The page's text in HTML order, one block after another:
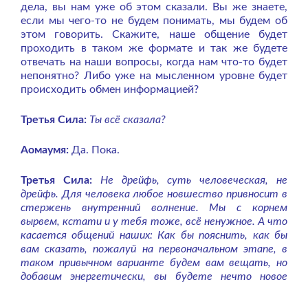
дела, вы нам уже об этом сказали. Вы же знаете,
если мы чего-то не будем понимать, мы будем об
этом говорить. Скажите, наше общение будет
проходить в таком же формате и так же будете
отвечать на наши вопросы, когда нам что-то будет
непонятно? Либо уже на мысленном уровне будет
происходить обмен информацией?
Третья Сила: Ты всё сказала?
Аомаумя: Да. Пока.
Третья Сила:
Не дрейфь, суть человеческая, не
дрейфь. Для человека любое новшество привносит в
стержень внутренний волнение. Мы с корнем
вырвем, кстати и у тебя тоже, всё ненужное. А что
касается общений наших: Как бы пояснить, как бы
вам сказать, пожалуй на первоначальном этапе, в
таком привычном варианте будем вам вещать, но
добавим энергетически, вы будете нечто новое